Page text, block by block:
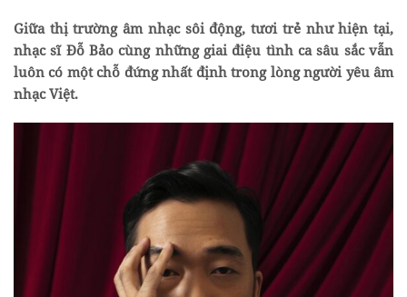
Giữa thị trường âm nhạc sôi động, tươi trẻ như hiện tại,
nhạc sĩ Đỗ Bảo cùng những giai điệu tình ca sâu sắc vẫn
luôn có một chỗ đứng nhất định trong lòng người yêu âm
nhạc Việt.